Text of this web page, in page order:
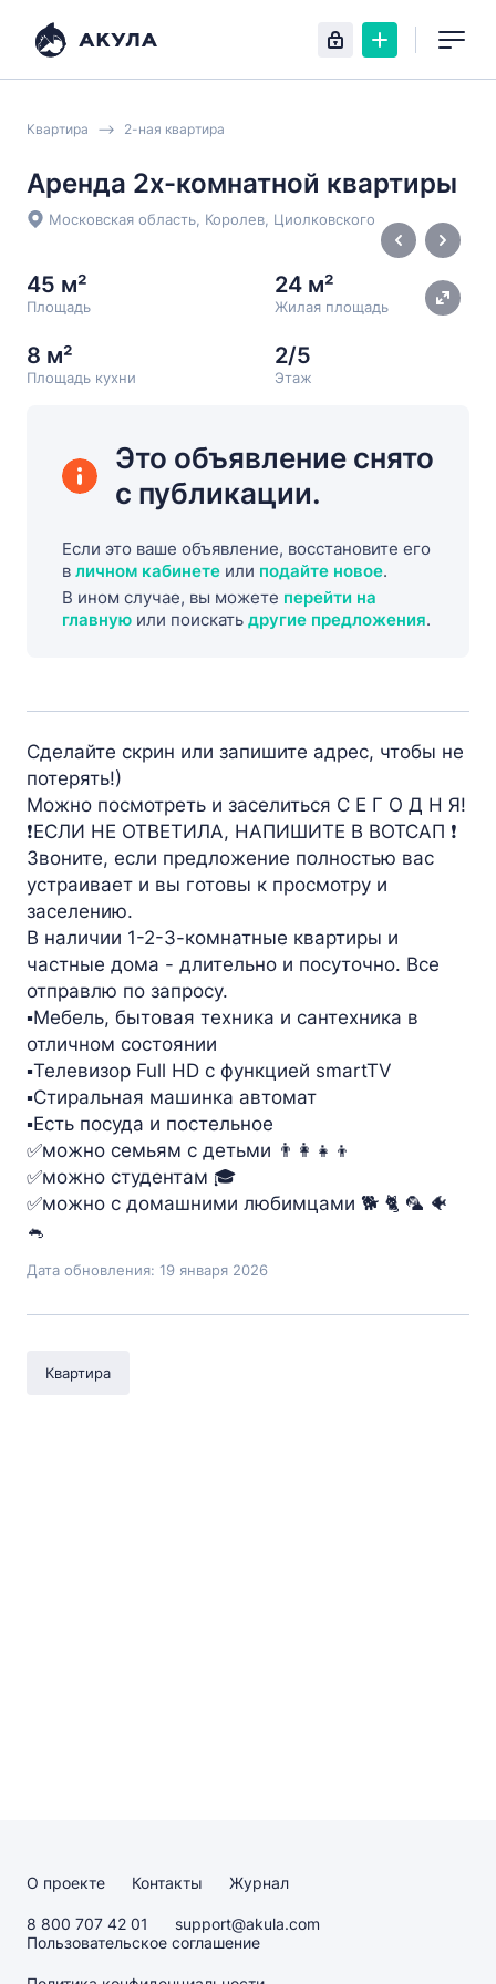
Квартира 2-ная квартира
Аренда 2х-комнатной квартиры
Московская область, Королев, Циолковского
45 м²
Площадь
24 м²
Жилая площадь
8 м²
Площадь кухни
2/5
Этаж
Это объявление снято
с публикации.
Если это ваше объявление, восстановите его
в личном кабинете или подайте новое.
В ином случае, вы можете перейти на
главную или поискать другие предложения.
Сделайте скрин или запишите адрес, чтобы не
потерять!)
Можно посмотреть и заселиться С Е Г О Д Н Я!
❗️ЕСЛИ НЕ ОТВЕТИЛА, НАПИШИТЕ В BOTCAП ❗️
Звоните, если предложение полностью вас
устраивает и вы готовы к просмотру и
заселению.
В наличии 1-2-3-комнатные квартиры и
частные дома - длительно и посуточно. Все
отправлю по запросу.
▪️Мебель, бытовая техника и сантехника в
отличном состоянии
▪️Телевизор Full HD с функцией smartTV
▪️Стиральная машинка автомат
▪️Есть посуда и постельное
✅можно семьям с детьми 👨‍👩‍👧‍👦
✅можно студентам 🎓
✅можно с домашними любимцами 🐕 🐈 🦜 🐠
🐁
Дата обновления: 19 января 2026
Квартира
О проекте Контакты Журнал
8 800 707 42 01
support@akula.com
Пользовательское соглашение